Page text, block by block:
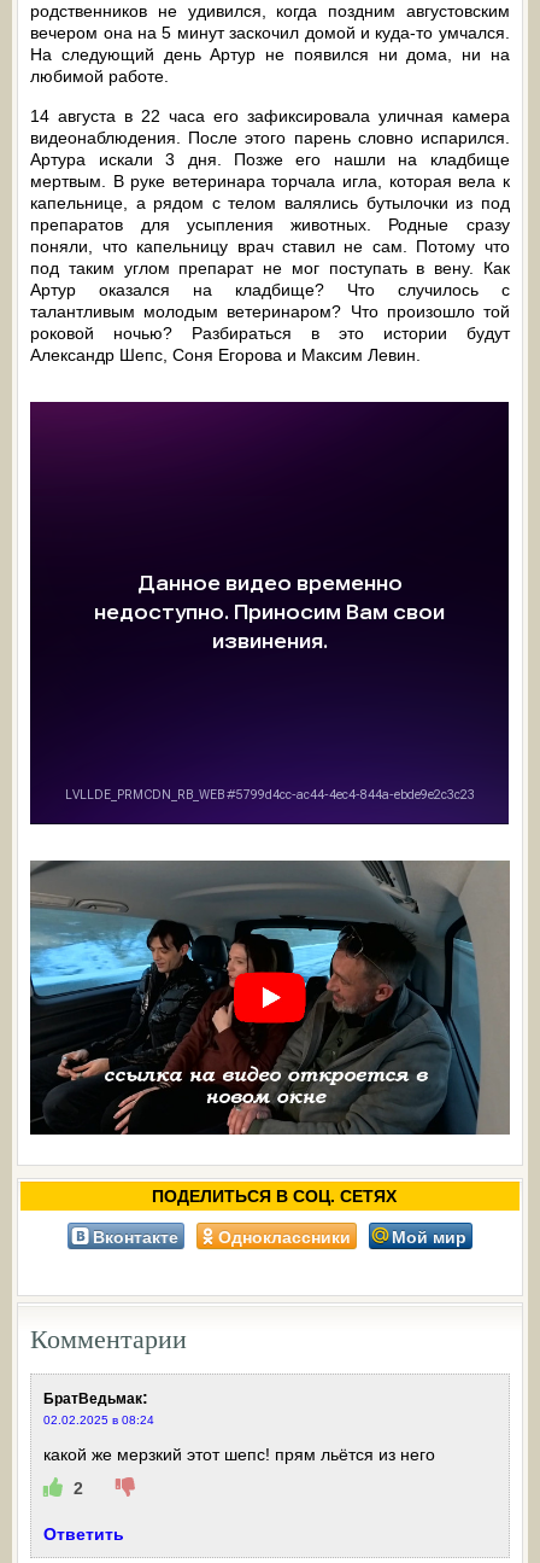
родственников не удивился, когда поздним августовским
вечером она на 5 минут заскочил домой и куда-то умчался.
На следующий день Артур не появился ни дома, ни на
любимой работе.
14 августа в 22 часа его зафиксировала уличная камера
видеонаблюдения. После этого парень словно испарился.
Артура искали 3 дня. Позже его нашли на кладбище
мертвым. В руке ветеринара торчала игла, которая вела к
капельнице, а рядом с телом валялись бутылочки из под
препаратов для усыпления животных. Родные сразу
поняли, что капельницу врач ставил не сам. Потому что
под таким углом препарат не мог поступать в вену. Как
Артур оказался на кладбище? Что случилось с
талантливым молодым ветеринаром? Что произошло той
роковой ночью? Разбираться в это истории будут
Александр Шепс, Соня Егорова и Максим Левин.
ПОДЕЛИТЬСЯ В СОЦ. СЕТЯХ
Вконтакте Одноклассники Мой мир
Комментарии
БратВедьмак:
02.02.2025 в 08:24
какой же мерзкий этот шепс! прям льётся из него
2
Ответить